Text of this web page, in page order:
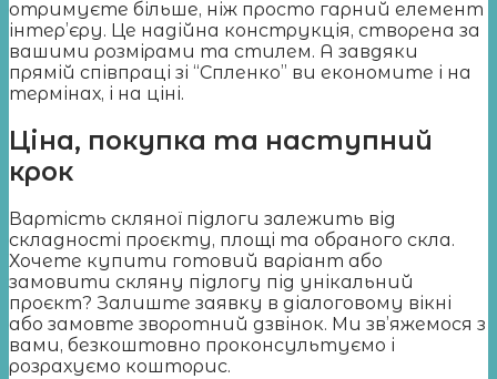
отримуєте більше, ніж просто гарний елемент
інтер’єру. Це надійна конструкція, створена за
вашими розмірами та стилем. А завдяки
прямій співпраці зі “Спленко” ви економите і на
термінах, і на ціні.
Ціна, покупка та наступний
крок
Вартість скляної підлоги залежить від
складності проєкту, площі та обраного скла.
Хочете купити готовий варіант або
замовити скляну підлогу під унікальний
проєкт? Залиште заявку в діалоговому вікні
або замовте зворотний дзвінок. Ми зв’яжемося з
вами, безкоштовно проконсультуємо і
розрахуємо кошторис.